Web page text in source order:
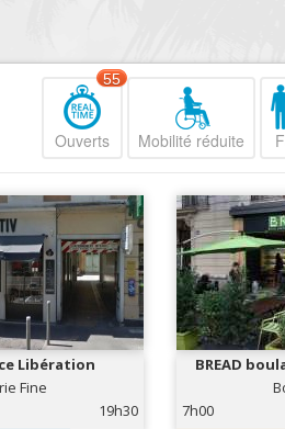
Musées, ...
Sortir
Mode, ...
Loisirs
Plages, sports,
Services
Tourisme, ...
Ouverts
55
Mobilité réduite
Libération
Fine
19h30
BREAD
7h00